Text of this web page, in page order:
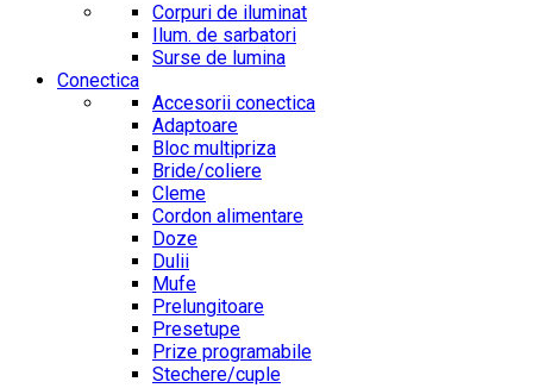
Corpuri de iluminat
Ilum. de sarbatori
Surse de lumina
Conectica
Accesorii conectica
Adaptoare
Bloc multipriza
Bride/coliere
Cleme
Cordon alimentare
Doze
Dulii
Mufe
Prelungitoare
Presetupe
Prize programabile
Stechere/cuple